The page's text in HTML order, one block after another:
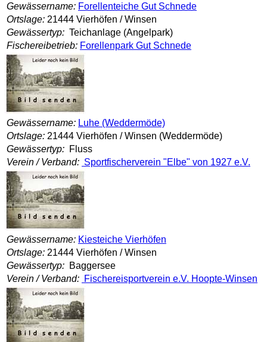
Gewässername: Forellenteiche Gut Schnede
Ortslage: 21444 Vierhöfen / Winsen
Gewässertyp: Teichanlage (Angelpark)
Fischereibetrieb: Forellenpark Gut Schnede
Gewässername: Luhe (Weddermöde)
Ortslage: 21444 Vierhöfen / Winsen (Weddermöde)
Gewässertyp: Fluss
Verein / Verband: Sportfischerverein "Elbe" von 1927 e.V.
Gewässername: Kiesteiche Vierhöfen
Ortslage: 21444 Vierhöfen / Winsen
Gewässertyp: Baggersee
Verein / Verband: Fischereisportverein e.V. Hoopte-Winsen